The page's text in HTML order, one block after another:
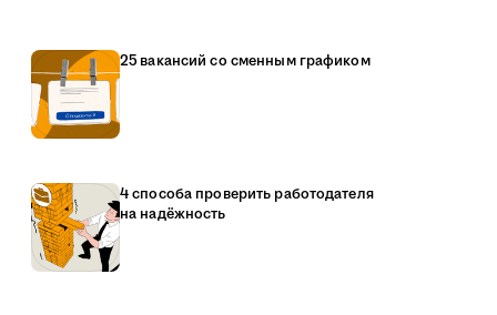
25 вакансий со сменным графиком
4 способа проверить работодателя
на надёжность